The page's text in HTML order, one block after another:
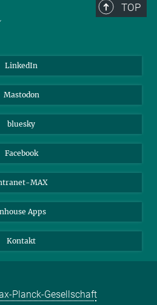
TOP
LinkedIn
Mastodon
bluesky
Facebook
MAX
Apps
Kontakt
Planck-Gesellschaft